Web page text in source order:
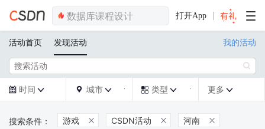
打开App
活动首页 发现活动 我的活动

 时间   城市   类型  更多 
游戏  CSDN活动  河南 